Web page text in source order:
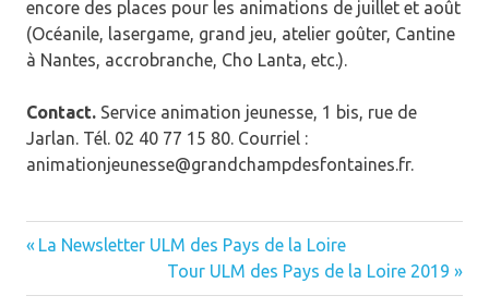
encore des places pour les animations de juillet et août
(Océanile, lasergame, grand jeu, atelier goûter, Cantine
à Nantes, accrobranche, Cho Lanta, etc.).
Contact. Service animation jeunesse, 1 bis, rue de
Jarlan. Tél. 02 40 77 15 80. Courriel :
animationjeunesse@grandchampdesfontaines.fr.
Grandchamps-des-Fontaines Jeunes Ouest-France
Navigation
de
Previous
La Newsletter ULM des Pays de la Loire
Next
Post:
Tour ULM des Pays de la Loire 2019